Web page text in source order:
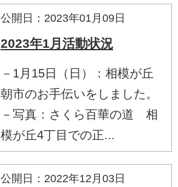
公開日：2023年01月09日
2023年1月活動状況
－1月15日（日）：相模が丘
朝市のお手伝いをしました。
－写真：さくら百華の道 相
模が丘4丁目での正...
公開日：2022年12月03日